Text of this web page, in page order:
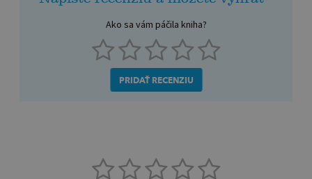
Ako sa vám páčila kniha?
PRIDAŤ RECENZIU